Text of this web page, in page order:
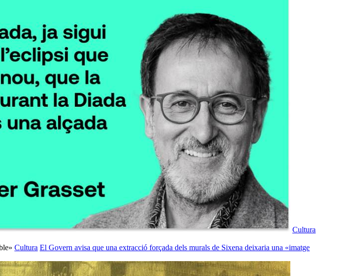
Cultura
Cultura El Govern avisa que una extracció forçada dels murals de Sixena deixaria una «imatge